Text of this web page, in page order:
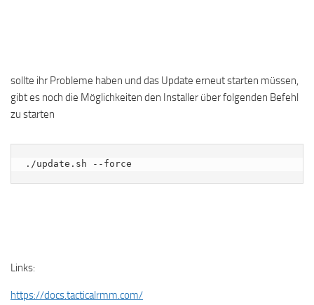
sollte ihr Probleme haben und das Update erneut starten müssen,
gibt es noch die Möglichkeiten den Installer über folgenden Befehl
zu starten
./update.sh --force
Links:
https://docs.tacticalrmm.com/